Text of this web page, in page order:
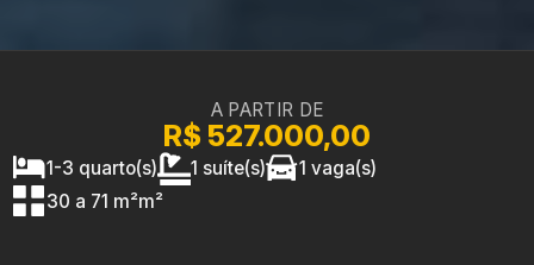
A PARTIR DE
R$ 527.000,00
1-3 quarto(s) 1 suíte(s)
1 vaga(s)
30 a 71 m²m²